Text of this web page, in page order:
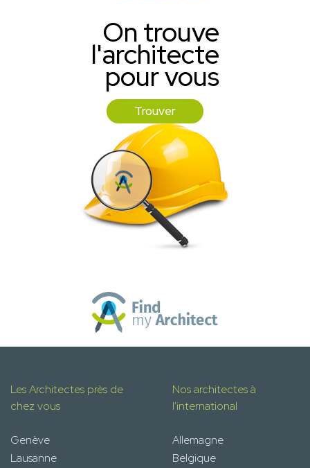
On trouve
l'architecte
pour vous
Trouver
Les Architectes près de
chez vous
Genève
Lausanne
Nos architectes à
l'international
Allemagne
Belgique